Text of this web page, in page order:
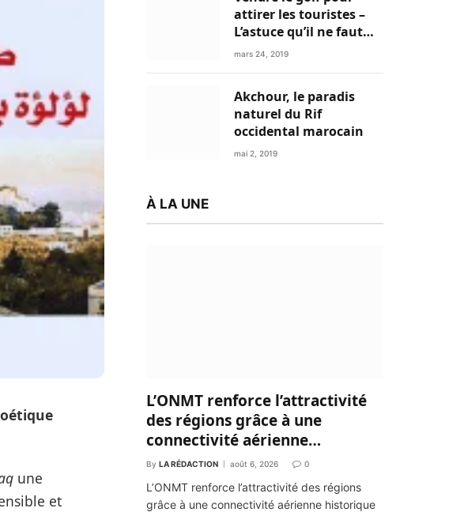
une
et
attirer les touristes –
L’astuce qu’il ne faut
plus négliger
mars 24, 2019
Akchour, le paradis
naturel du Rif
occidental marocain
mai 2, 2019
À LA UNE
L’ONMT renforce l’attractivité
des régions grâce à une
connectivité aérienne
historique de Ryanair
By LA RÉDACTION août 6, 2026 0
L’ONMT renforce l’attractivité des régions
grâce à une connectivité aérienne historique